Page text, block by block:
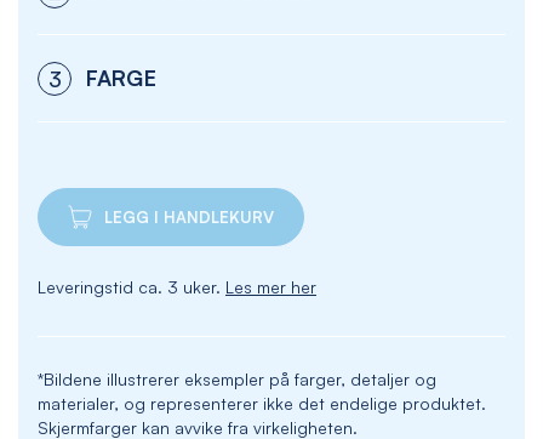
3 FARGE
LEGG I HANDLEKURV
Leveringstid ca. 3 uker. Les mer her
*Bildene illustrerer eksempler på farger, detaljer og
materialer, og representerer ikke det endelige produktet.
Skjermfarger kan avvike fra virkeligheten.